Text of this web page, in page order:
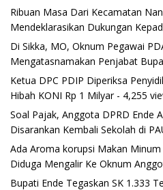
Ribuan Masa Dari Kecamatan
Mendeklarasikan Dukungan
Di Sikka, MO, Oknum Pegawai
Mengatasnamakan Penjabat
Ketua DPC PDIP Diperiksa
Hibah KONI Rp 1 Milyar- 4,255
Soal Pajak, Anggota DPRD Ende
Disarankan Kembali Sekolah di
Ada Aroma korupsi Makan
Diduga Mengalir Ke Oknum
Bupati Ende Tegaskan SK 1.333